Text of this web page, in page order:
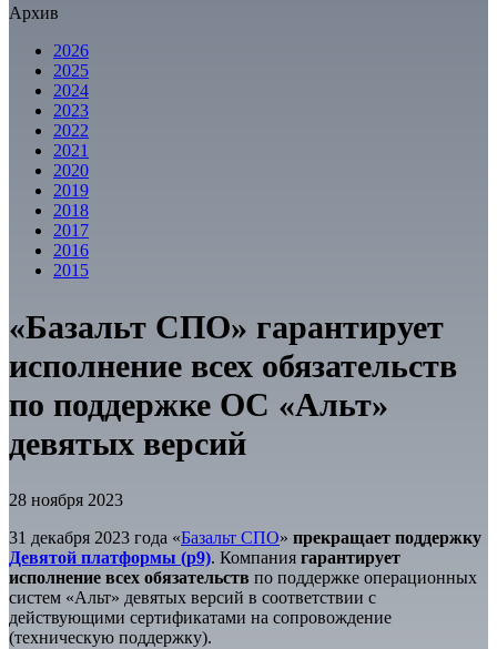
Архив
2026
2025
2024
2023
2022
2021
2020
2019
2018
2017
2016
2015
«Базальт СПО» гарантирует
исполнение всех обязательств
по поддержке ОС «Альт»
девятых версий
28 ноября 2023
31 декабря 2023 года «Базальт СПО» прекращает поддержку
Девятой платформы (р9). Компания гарантирует
исполнение всех обязательств по поддержке операционных
систем «Альт» девятых версий в соответствии с
действующими сертификатами на сопровождение
(техническую поддержку).